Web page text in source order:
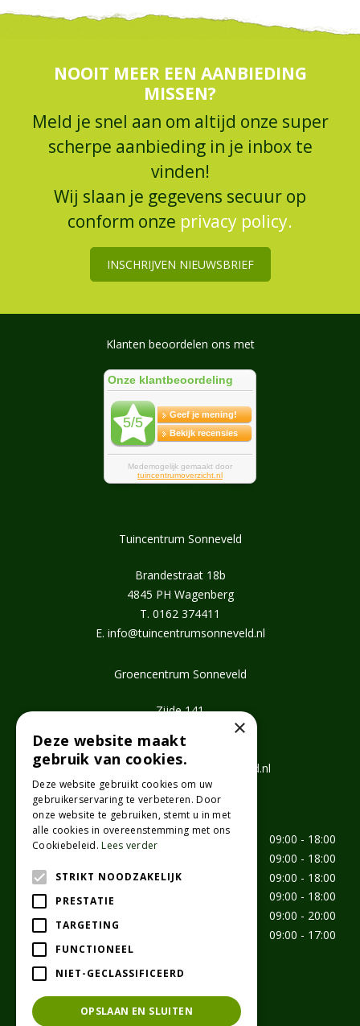
NOOIT MEER EEN AANBIEDING
MISSEN?
Meld je snel aan om altijd onze super
scherpe aanbieding in je inbox te
vinden!
Wij slaan je gegevens secuur op
conform onze privacy policy.
INSCHRIJVEN NIEUWSBRIEF
Klanten beoordelen ons met
Tuincentrum Sonneveld
Brandestraat 18b
4845 PH Wagenberg
T. 0162 374411
E. info@tuincentrumsonneveld.nl
Groencentrum Sonneveld
Zijde 141
T.0172 462647
E. info@groencentrumsonneveld.nl
Openingstijden
Maandag
09:00 - 18:00
09:00 - 18:00
Woensdag
09:00 - 18:00
Donderdag
09:00 - 18:00
09:00 - 20:00
09:00 - 17:00
Toon alle openingstijden
×
Deze website maakt
gebruik van cookies.
Deze website gebruikt cookies om uw
gebruikerservaring te verbeteren. Door
onze website te gebruiken, stemt u in met
alle cookies in overeenstemming met ons
Cookiebeleid.Lees verder
STRIKT NOODZAKELIJK
PRESTATIE
TARGETING
FUNCTIONEEL
NIET-GECLASSIFICEERD
OPSLAAN EN SLUITEN